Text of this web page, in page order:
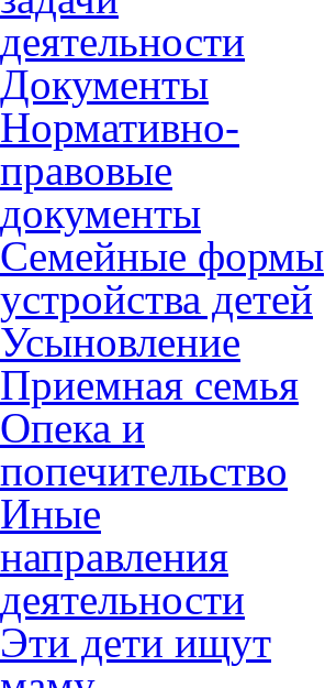
деятельности
Документы
Нормативно-
правовые
документы
Семейные формы
устройства детей
Усыновление
Приемная семья
Опека и
попечительство
Иные
направления
деятельности
Эти дети ищут